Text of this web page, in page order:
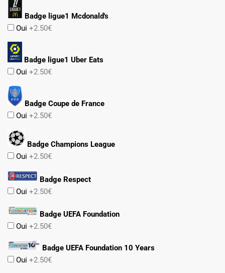
Badge ligue1 Mcdonald's
Oui +2.50€
Badge ligue1 Uber Eats
Oui +2.50€
Badge Coupe de France
Oui +2.50€
Badge Champions League
Oui +2.50€
Badge Respect
Oui +2.50€
Badge UEFA Foundation
Oui +2.50€
Badge UEFA Foundation 10 Years
Oui +2.50€